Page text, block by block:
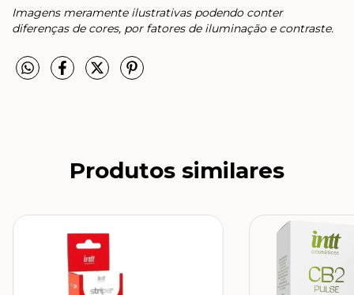
Imagens meramente ilustrativas podendo conter
diferenças de cores, por fatores de iluminação e contraste.
Produtos similares